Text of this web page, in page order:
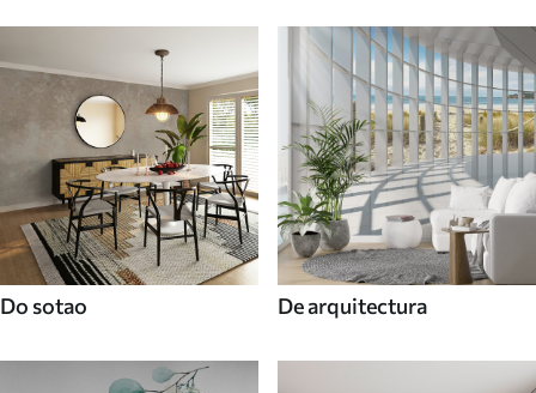
Do sotao De arquitectura